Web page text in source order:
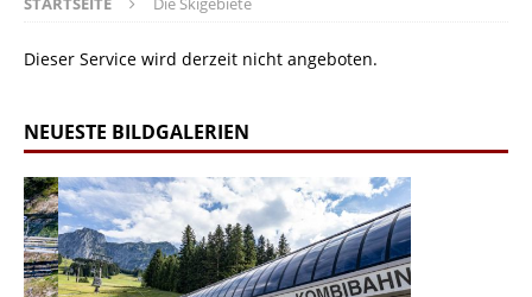
Dieser Service wird derzeit nicht angeboten.
NEUESTE BILDGALERIEN